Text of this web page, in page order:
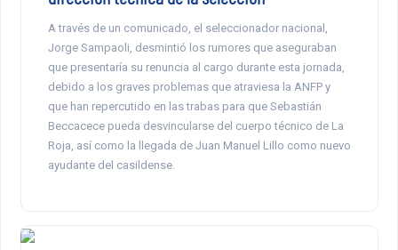
A través de un comunicado, el seleccionador nacional,
Jorge Sampaoli, desmintió los rumores que aseguraban
que presentaría su renuncia al cargo durante esta jornada,
debido a los graves problemas que atraviesa la ANFP y
que han repercutido en las trabas para que Sebastián
Beccacece pueda desvincularse del cuerpo técnico de La
Roja, así como la llegada de Juan Manuel Lillo como nuevo
ayudante del casildense.